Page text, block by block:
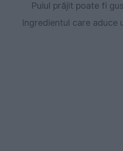
Puiul prăjit poate fi
Ingredientul care aduce